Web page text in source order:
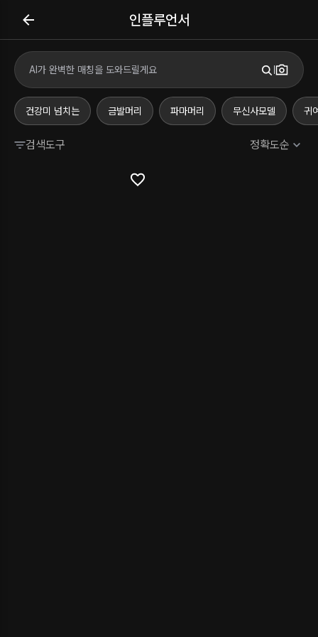
인플루언서
건강미 넘치는 금발머리 파마머리 무신사모델 귀
검색도구 정확도순